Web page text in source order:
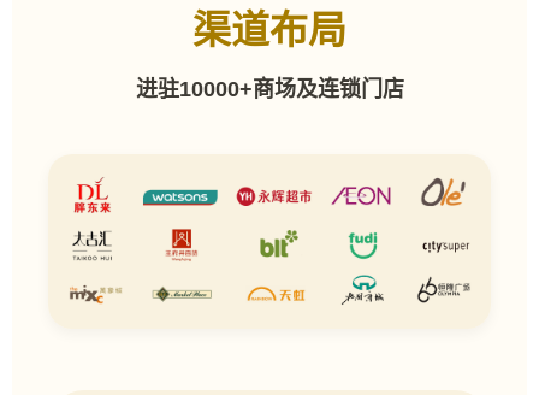
渠道布局
进驻10000+商场及连锁门店